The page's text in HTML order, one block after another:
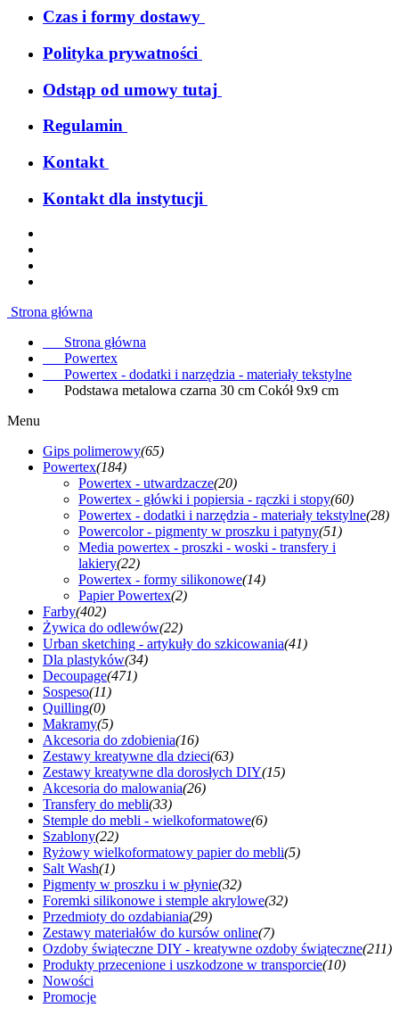
Czas i formy dostawy
Polityka prywatności
Odstąp od umowy tutaj
Regulamin
Kontakt
Kontakt dla instytucji
Strona główna
Strona główna
Powertex
Powertex - dodatki i narzędzia - materiały tekstylne
Podstawa metalowa czarna 30 cm Cokół 9x9 cm
Menu
Gips polimerowy(65)
Powertex(184)
Powertex - utwardzacze(20)
Powertex - główki i popiersia - rączki i stopy(60)
Powertex - dodatki i narzędzia - materiały tekstylne(28)
Powercolor - pigmenty w proszku i patyny(51)
Media powertex - proszki - woski - transfery i
lakiery(22)
Powertex - formy silikonowe(14)
Papier Powertex(2)
Farby(402)
Żywica do odlewów(22)
Urban sketching - artykuły do szkicowania(41)
Dla plastyków(34)
Decoupage(471)
Sospeso(11)
Quilling(0)
Makramy(5)
Akcesoria do zdobienia(16)
Zestawy kreatywne dla dzieci(63)
Zestawy kreatywne dla dorosłych DIY(15)
Akcesoria do malowania(26)
Transfery do mebli(33)
Stemple do mebli - wielkoformatowe(6)
Szablony(22)
Ryżowy wielkoformatowy papier do mebli(5)
Salt Wash(1)
Pigmenty w proszku i w płynie(32)
Foremki silikonowe i stemple akrylowe(32)
Przedmioty do ozdabiania(29)
Zestawy materiałów do kursów online(7)
Ozdoby świąteczne DIY - kreatywne ozdoby świąteczne(211)
Produkty przecenione i uszkodzone w transporcie(10)
Nowości
Promocje